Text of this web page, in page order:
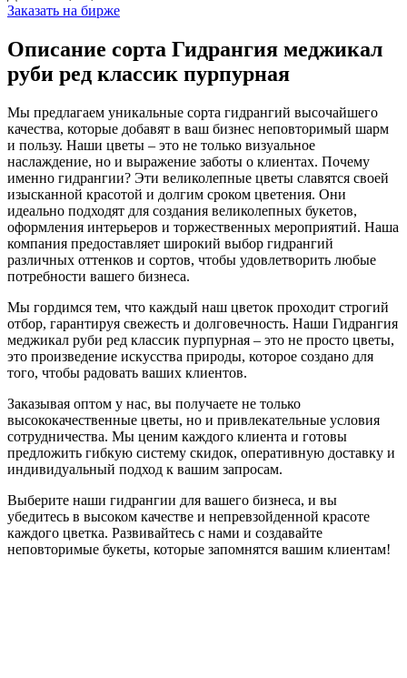
Заказать на бирже
Описание сорта Гидрангия меджикал
руби ред классик пурпурная
Мы предлагаем уникальные сорта гидрангий высочайшего
качества, которые добавят в ваш бизнес неповторимый шарм
и пользу. Наши цветы – это не только визуальное
наслаждение, но и выражение заботы о клиентах. Почему
именно гидрангии? Эти великолепные цветы славятся своей
изысканной красотой и долгим сроком цветения. Они
идеально подходят для создания великолепных букетов,
оформления интерьеров и торжественных мероприятий. Наша
компания предоставляет широкий выбор гидрангий
различных оттенков и сортов, чтобы удовлетворить любые
потребности вашего бизнеса.
Мы гордимся тем, что каждый наш цветок проходит строгий
отбор, гарантируя свежесть и долговечность. Наши Гидрангия
меджикал руби ред классик пурпурная – это не просто цветы,
это произведение искусства природы, которое создано для
того, чтобы радовать ваших клиентов.
Заказывая оптом у нас, вы получаете не только
высококачественные цветы, но и привлекательные условия
сотрудничества. Мы ценим каждого клиента и готовы
предложить гибкую систему скидок, оперативную доставку и
индивидуальный подход к вашим запросам.
Выберите наши гидрангии для вашего бизнеса, и вы
убедитесь в высоком качестве и непревзойденной красоте
каждого цветка. Развивайтесь с нами и создавайте
неповторимые букеты, которые запомнятся вашим клиентам!